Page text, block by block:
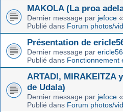
MAKOLA (La proa
Dernier message par jefoce «
Publié dans Forum photos/
Présentation de
Dernier message par ericle56
Publié dans Fonctionnement
ARTADI, MIRAKEITZA
de Udala)
Dernier message par jefoce «
Publié dans Forum photos/